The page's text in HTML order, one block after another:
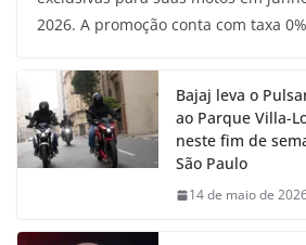
2026. A promoção conta com taxa
Bajaj leva o
ao Parque Villa-
neste fim de
São Paulo
14 de maio de